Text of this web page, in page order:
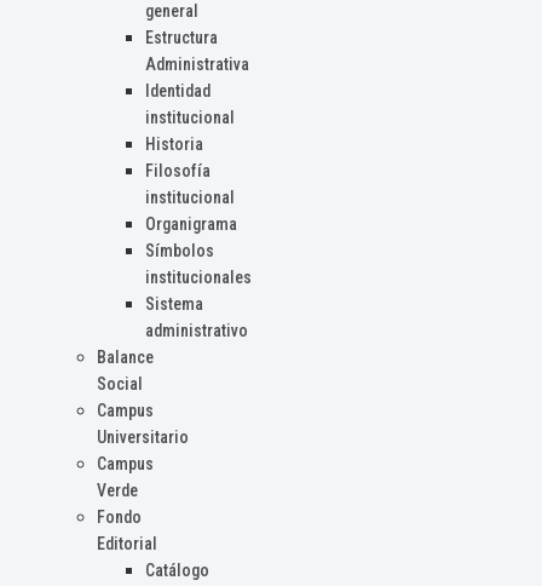
general
Estructura
Administrativa
Identidad
institucional
Historia
Filosofía
institucional
Organigrama
Símbolos
institucionales
Sistema
administrativo
Balance
Social
Campus
Universitario
Campus
Verde
Fondo
Editorial
Catálogo